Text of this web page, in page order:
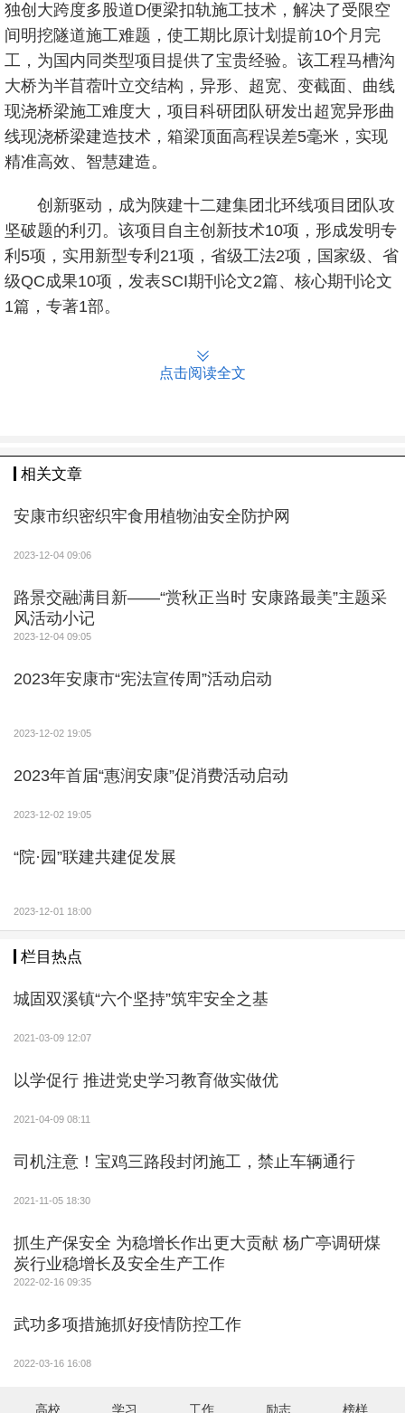
独创大跨度多股道D便梁扣轨施工技术，解决了受限空
间明挖隧道施工难题，使工期比原计划提前10个月完
工，为国内同类型项目提供了宝贵经验。该工程马槽沟
大桥为半苜蓿叶立交结构，异形、超宽、变截面、曲线
现浇桥梁施工难度大，项目科研团队研发出超宽异形曲
线现浇桥梁建造技术，箱梁顶面高程误差5毫米，实现
精准高效、智慧建造。
创新驱动，成为陕建十二建集团北环线项目团队攻
坚破题的利刃。该项目自主创新技术10项，形成发明专
利5项，实用新型专利21项，省级工法2项，国家级、省
级QC成果10项，发表SCI期刊论文2篇、核心期刊论文
1篇，专著1部。
点击阅读全文
相关文章
安康市织密织牢食用植物油安全防护网
2023-12-04 09:06
路景交融满目新——“赏秋正当时 安康路最美”主题采
风活动小记
2023-12-04 09:05
2023年安康市“宪法宣传周”活动启动
2023-12-02 19:05
2023年首届“惠润安康”促消费活动启动
2023-12-02 19:05
“院·园”联建共建促发展
2023-12-01 18:00
栏目热点
城固双溪镇“六个坚持”筑牢安全之基
2021-03-09 12:07
以学促行 推进党史学习教育做实做优
2021-04-09 08:11
司机注意！宝鸡三路段封闭施工，禁止车辆通行
2021-11-05 18:30
抓生产保安全 为稳增长作出更大贡献 杨广亭调研煤
炭行业稳增长及安全生产工作
2022-02-16 09:35
武功多项措施抓好疫情防控工作
2022-03-16 16:08
高校 学习 工作 励志 榜样